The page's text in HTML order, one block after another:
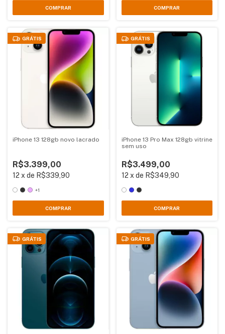
COMPRAR COMPRAR
GRÁTIS
iPhone 13 128gb novo lacrado
R$3.399,00
12 x de R$339,90
+1
COMPRAR
GRÁTIS
iPhone 13 Pro Max 128gb vitrine
sem uso
R$3.499,00
12 x de R$349,90
COMPRAR
GRÁTIS GRÁTIS